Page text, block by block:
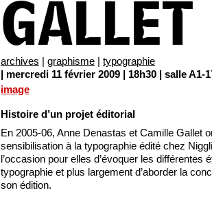
GALLET
archives | graphisme | typographie
| mercredi 11 février 2009 | 18h30 | salle A1-
image
Histoire d’un projet éditorial
En 2005-06, Anne Denastas et Camille Gallet
sensibilisation à la typographie édité chez
l’occasion pour elles d’évoquer les différentes
typographie et plus largement d’aborder la
son édition.